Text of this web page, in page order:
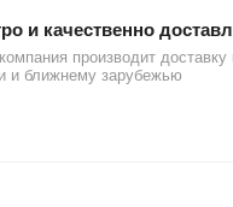
и качественно
производит доставку
и ближнему зарубежью